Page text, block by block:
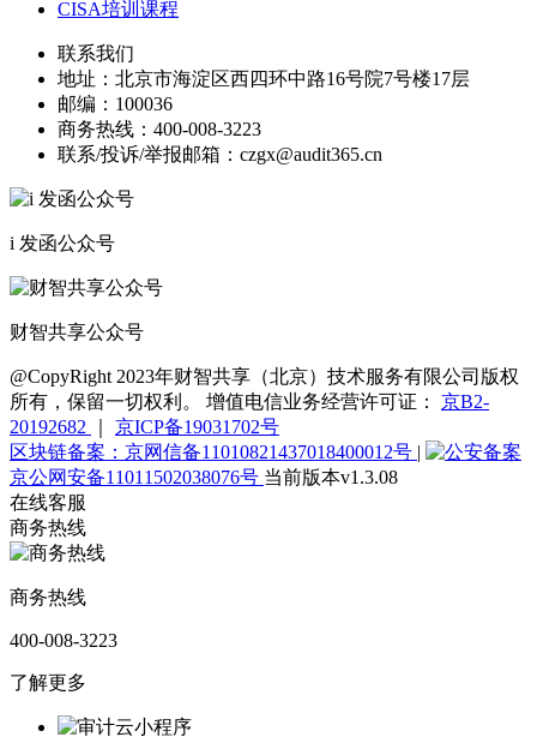
CISA培训课程
联系我们
地址： 北京市海淀区西四环中路16号院7号楼17层
邮编： 100036
商务热线： 400-008-3223
联系/投诉/举报邮箱： czgx@audit365.cn
i 发函公众号
财智共享公众号
@CopyRight 2023年财智共享（北京）技术服务有限公司版权
所有，保留一切权利。 增值电信业务经营许可证： 京B2-
20192682
京ICP备19031702号
区块链备案：京网信备11010821437018400012号 |
京公网安备11011502038076号 当前版本v1.3.08
在线客服
商务热线
商务热线
400-008-3223
了解更多